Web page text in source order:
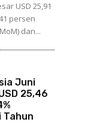
USD 25,91
persen
dan...
Juni
25,46
Tahun